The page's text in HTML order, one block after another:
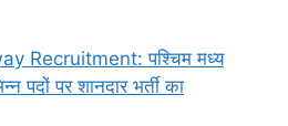
Recruitment: पश्चिम मध्य
पदों पर शानदार भर्ती का